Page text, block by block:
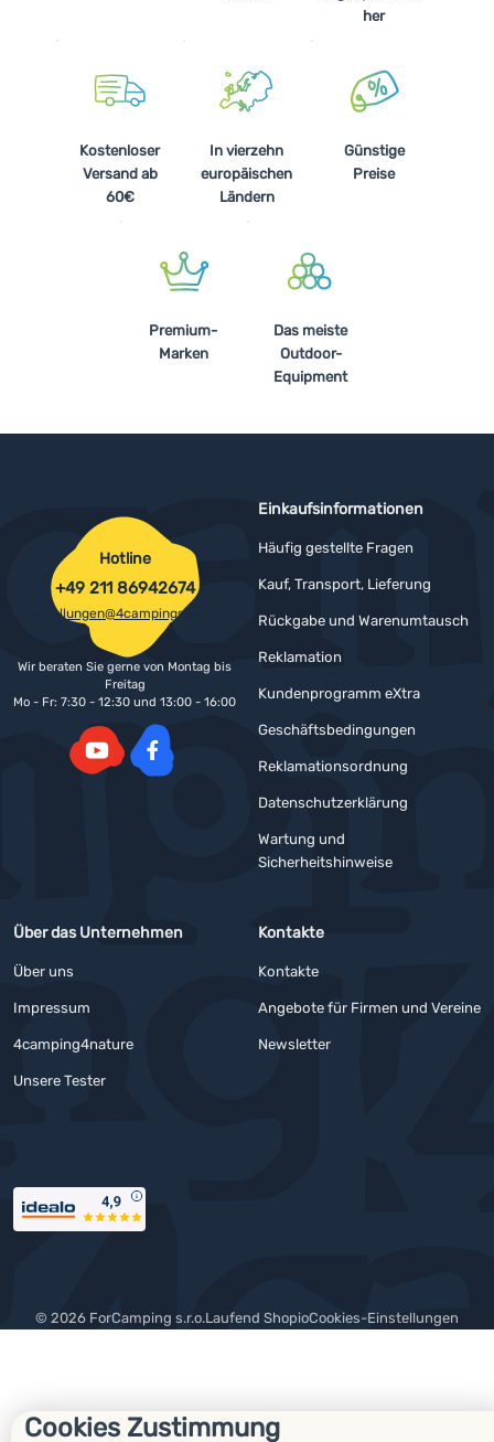
Cookies Zustimmung
her
Kostenloser
Versand ab
60€
In vierzehn
europäischen
Ländern
Günstige
Preise
Premium-
Marken
Das meiste
Outdoor-
Equipment
Einkaufsinformationen
Häufig gestellte Fragen
Kauf, Transport, Lieferung
Rückgabe und Warenumtausch
Reklamation
Kundenprogramm eXtra
Geschäftsbedingungen
Reklamationsordnung
Datenschutzerklärung
Wartung und
Sicherheitshinweise
Über das Unternehmen
Über uns
Impressum
4camping4nature
Unsere Tester
Kontakte
Kontakte
Angebote für Firmen und Vereine
Newsletter
Hotline
+49 211 86942674
bestellungen@4campingshop.de
Wir beraten Sie gerne von Montag bis
Freitag
Mo - Fr: 7:30 - 12:30 und 13:00 - 16:00
Auszeichnungen
© 2026 ForCamping s.r.o. laufend ShopioCookies-Einstellungen